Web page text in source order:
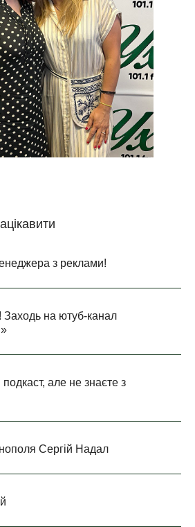
з реклами!
Заходь на ютуб-канал
але не знаєте з
Сергій Надал